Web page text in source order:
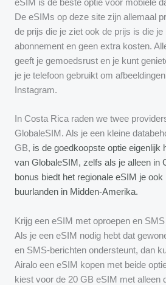
eSIM is de beste optie voor mobiele
De eSIMs op deze site zijn allemaal
de prijs die je ziet ook de prijs is die
abonnement en geen extra kosten.
geeft je gemoedsrust en je kunt
je je telefoon gebruikt om
Instagram.
In Costa Rica raden we twee
GlobaleSIM. Als je een kleine
GB, is de goedkoopste optie eigenlijk
van GlobaleSIM, zelfs als je alleen in
bonus biedt het regionale eSIM je ook
buurlanden in Midden-Amerika.
Krijg een eSIM met oproepen en SMS
Als je een eSIM nodig hebt dat
en SMS-berichten ondersteunt, dan
Airalo een eSIM kopen met beide
kiest voor de 20 GB eSIM met alleen